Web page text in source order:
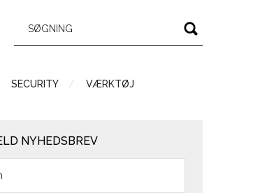
SECURITY VÆRKTØJ
NYHEDSBREV